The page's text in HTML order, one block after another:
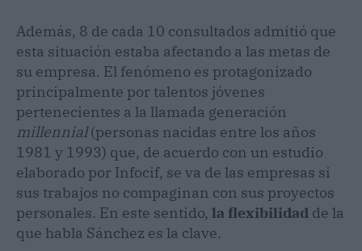
Además, 8 de cada 10 consultados admitió que
esta situación estaba afectando a las metas de
su empresa. El fenómeno es protagonizado
principalmente por talentos jóvenes
pertenecientes a la llamada generación
millennial(personas nacidas entre los años
1981 y 1993) que, de acuerdo con un estudio
elaborado por Infocif, se va de las empresas si
sus trabajos no compaginan con sus proyectos
personales. En este sentido, la flexibilidad de la
que habla Sánchez es la clave.